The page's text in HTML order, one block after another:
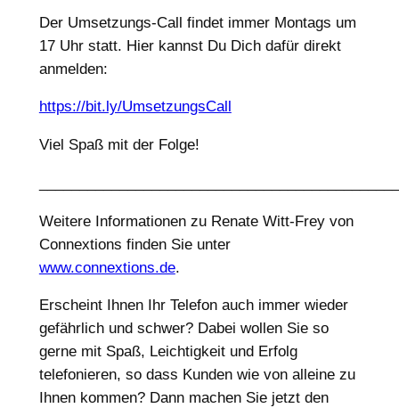
Der Umsetzungs-Call findet immer Montags um
17 Uhr statt. Hier kannst Du Dich dafür direkt
anmelden:
https://bit.ly/UmsetzungsCall
Viel Spaß mit der Folge!
Weitere Informationen zu Renate Witt-Frey von
Connextions finden Sie unter
www.connextions.de.
Erscheint Ihnen Ihr Telefon auch immer wieder
gefährlich und schwer? Dabei wollen Sie so
gerne mit Spaß, Leichtigkeit und Erfolg
telefonieren, so dass Kunden wie von alleine zu
Ihnen kommen? Dann machen Sie jetzt den